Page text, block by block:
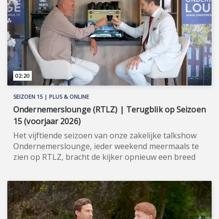
aan om de kijker beter bekend te maken met de
professionele dienstverlening én service van
MeDirect. Meer informatie: www.medirect.nl
(https://www.medirect.nl).
SEIZOEN 15 | PLUS & ONLINE
Ondernemerslounge (RTLZ) | Terugblik op Seizoen
15 (voorjaar 2026)
Het vijftiende seizoen van onze zakelijke talkshow
Ondernemerslounge, ieder weekend meermaals te
zien op RTLZ, bracht de kijker opnieuw een breed
gebied van ondernemerschap, investeren en
genieten van het leven. Onze studio in het koetshuis
van Kasteel Hoekelum werd hierbij zoals altijd
ingericht met het statige meubilair van Jan Frantzen.
02:20